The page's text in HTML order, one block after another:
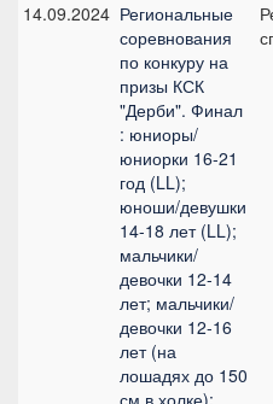
14.09.2024 Региональные
соревнования
по конкуру на
призы КСК
"Дерби". Финал
: юниоры/
юниорки 16-21
год (LL);
юноши/девушки
14-18 лет (LL);
мальчики/
девочки 12-14
лет; мальчики/
девочки 12-16
лет (на
лошадях до 150
см в холке);